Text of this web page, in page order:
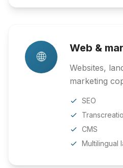
🌐
Web &
Websites,
marketing
SEO
CMS
Multilingual